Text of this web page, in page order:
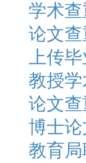
学术
论文
上传
教授
论文
博士
教育